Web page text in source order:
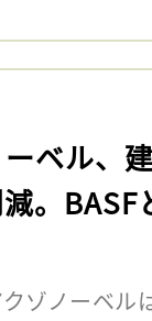
ーベル、
。BASF
ゾノーベル